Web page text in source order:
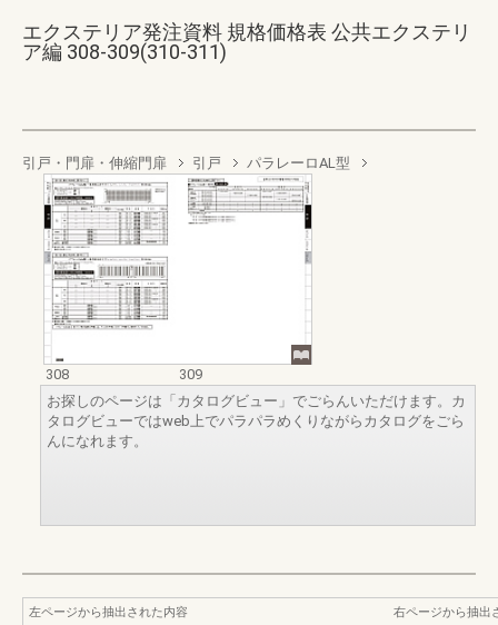
エクステリア発注資料 規格価格表 公共エクステリ
ア編 308-309(310-311)
引戸・門扉・伸縮門扉 引戸 パラレーロAL型
308
309
お探しのページは「カタログビュー」でごらんいただけます。カ
タログビューではweb上でパラパラめくりながらカタログをごら
んになれます。
左ページから抽出された内容
右ページから抽出